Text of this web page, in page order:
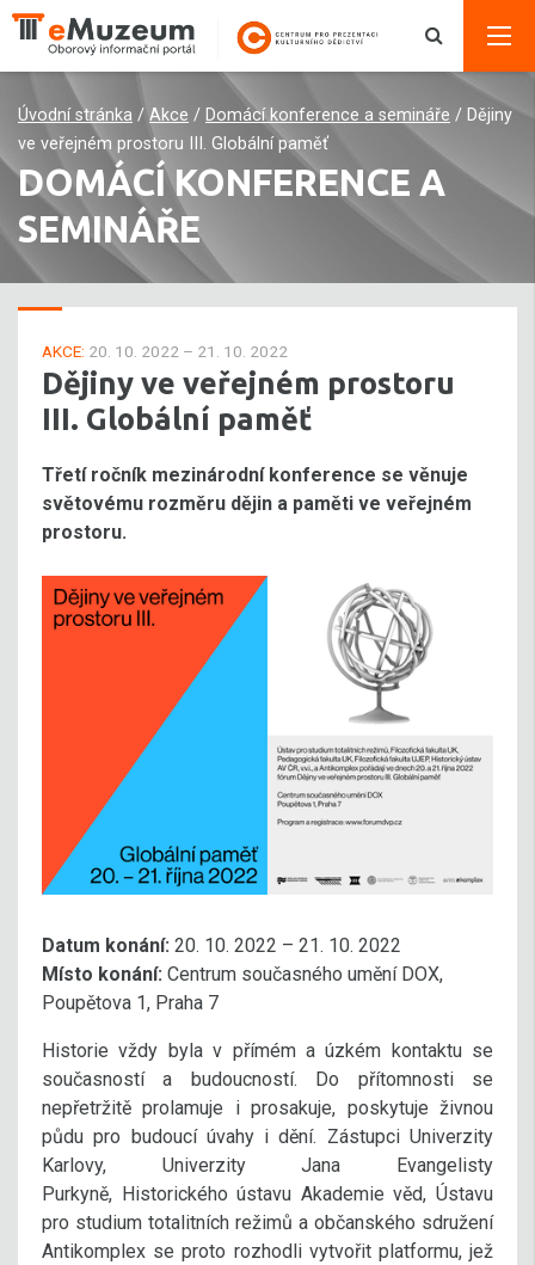
Úvodní stránka / Akce / Domácí konference a semináře / Dějiny
ve veřejném prostoru III. Globální paměť
DOMÁCÍ KONFERENCE A
SEMINÁŘE
AKCE: 20. 10. 2022 – 21. 10. 2022
Dějiny ve veřejném prostoru
III. Globální paměť
Třetí ročník mezinárodní konference se věnuje
světovému rozměru dějin a paměti ve veřejném
prostoru.
Datum konání: 20. 10. 2022 – 21. 10. 2022
Místo konání: Centrum současného umění DOX,
Poupětova 1, Praha 7
Historie vždy byla v přímém a úzkém kontaktu se
současností a budoucností. Do přítomnosti se
nepřetržitě prolamuje i prosakuje, poskytuje živnou
půdu pro budoucí úvahy i dění. Zástupci Univerzity
Karlovy, Univerzity Jana Evangelisty
Purkyně, Historického ústavu Akademie věd, Ústavu
pro studium totalitních režimů a občanského sdružení
Antikomplex se proto rozhodli vytvořit platformu, jež